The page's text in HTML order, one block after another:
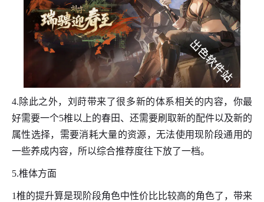
4.除此之外，刘莳带来了很多新的体系相关的内容，你最
好需要一个5椎以上的春田、还需要刷取新的配件以及新的
属性选择，需要消耗大量的资源，无法使用现阶段通用的
一些养成内容，所以综合推荐度往下放了一档。
5.椎体方面
1椎的提升算是现阶段角色中性价比比较高的角色了，带来